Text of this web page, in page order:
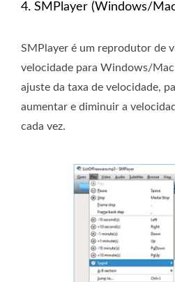
4. SMPlayer (Windows/
SMPlayer é um reprodutor de
velocidade para Windows/
ajuste da taxa de velocidade,
aumentar e diminuir a
cada vez.